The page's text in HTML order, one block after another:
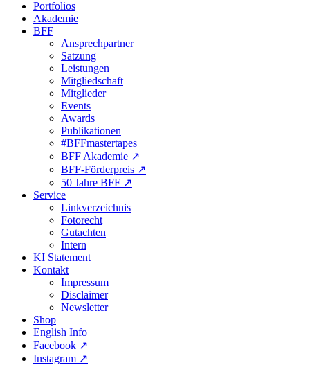
Portfolios
Akademie
BFF
Ansprechpartner
Satzung
Leistungen
Mitgliedschaft
Mitglieder
Events
Awards
Publikationen
#BFFmastertapes
BFF Akademie ↗︎
BFF-Förderpreis ↗︎
50 Jahre BFF ↗︎
Service
Linkverzeichnis
Fotorecht
Gutachten
Intern
KI Statement
Kontakt
Impressum
Disclaimer
Newsletter
Shop
English Info
Facebook ↗︎
Instagram ↗︎